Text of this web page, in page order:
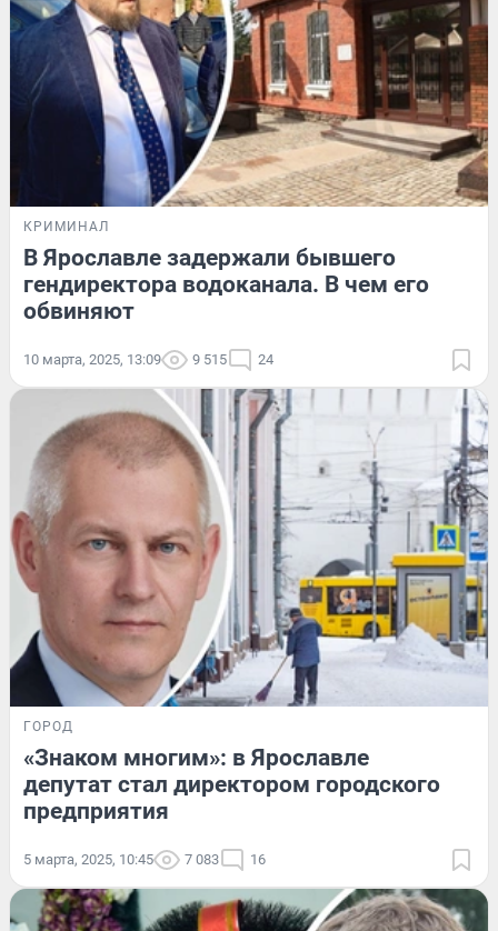
КРИМИНАЛ
В Ярославле задержали бывшего
гендиректора водоканала. В чем его
обвиняют
10 марта, 2025, 13:09 9 515 24
ГОРОД
«Знаком многим»: в Ярославле
депутат стал директором городского
предприятия
5 марта, 2025, 10:45 7 083 16